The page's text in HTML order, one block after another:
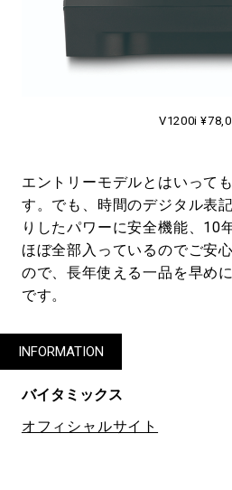
V1200i
エントリーモデルとはいって
す。でも、時間のデジタル表
りしたパワーに安全機能、10
ほぼ全部入っているのでご安
ので、長年使える一品を早め
です。
INFORMATION
バイタミックス
オフィシャルサイト